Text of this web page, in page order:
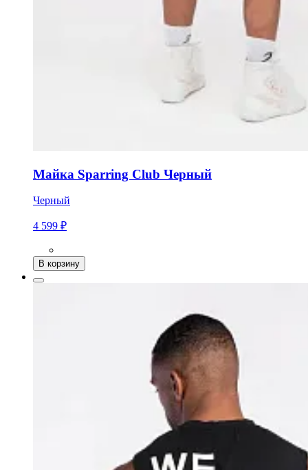
Майка Sparring Club Черный
Черный
4 599 ₽
В корзину